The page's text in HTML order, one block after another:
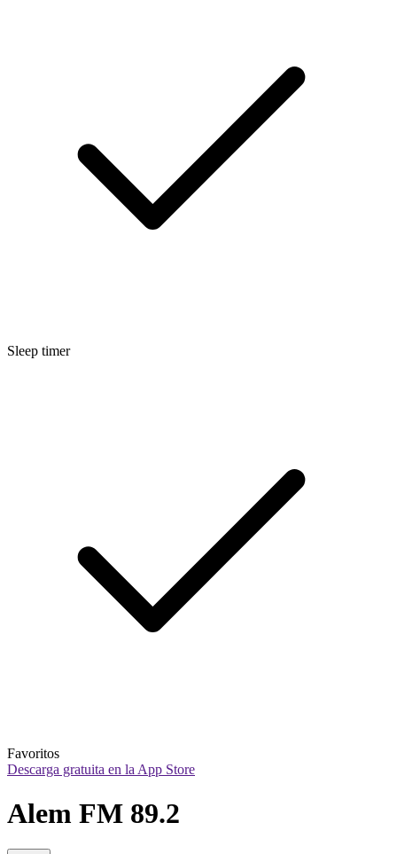
Sleep timer
Favoritos
Descarga gratuita en la App Store
Alem FM 89.2